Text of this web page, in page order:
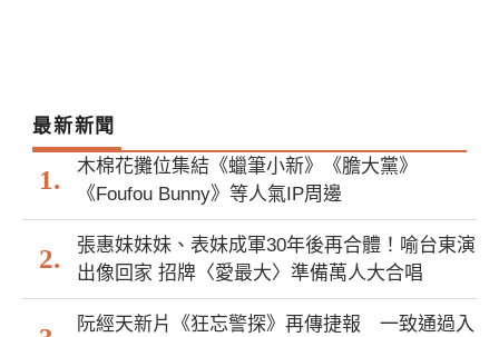
最新新聞
木棉花攤位集結《蠟筆小新》《膽大黨》
《Foufou Bunny》等人氣IP周邊
張惠妹妹妹、表妹成軍30年後再合體！喻台東演
出像回家 招牌〈愛最大〉準備萬人大合唱
阮經天新片《狂忘警探》再傳捷報 一致通過入